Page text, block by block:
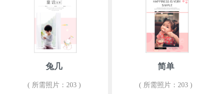
兔几
( 所需照片：203 )
简单
( 所需照片：203 )